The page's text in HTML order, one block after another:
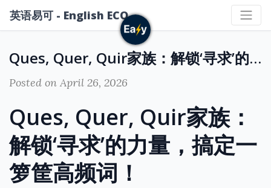
英语易可 - English ECO
Ques, Quer, Quir家族：解锁‘寻求’的力量，搞定一箩筐高频词！
Posted on April 26, 2026
Ques, Quer, Quir家族：
解锁‘寻求’的力量，搞定一
箩筐高频词！